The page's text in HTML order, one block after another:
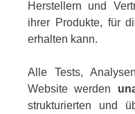
Herstellern und
ihrer Produkte, für
erhalten kann.
Alle Tests,
Website werden
strukturierten und